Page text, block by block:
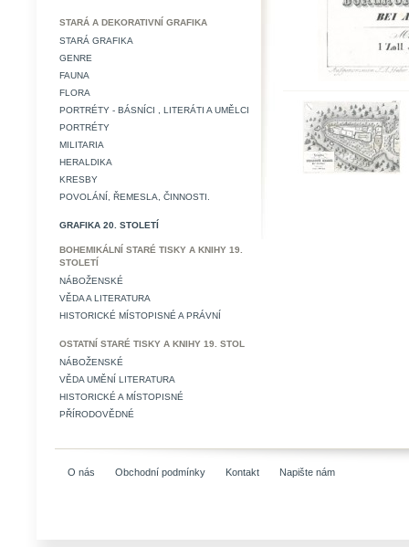
STARÁ A DEKORATIVNÍ GRAFIKA
STARÁ GRAFIKA
GENRE
FAUNA
FLORA
PORTRÉTY - BÁSNÍCI , LITERÁTI A UMĚLCI
PORTRÉTY
MILITARIA
HERALDIKA
KRESBY
POVOLÁNÍ, ŘEMESLA, ČINNOSTI.
GRAFIKA 20. STOLETÍ
BOHEMIKÁLNÍ STARÉ TISKY A KNIHY 19.
STOLETÍ
NÁBOŽENSKÉ
VĚDA A LITERATURA
HISTORICKÉ MÍSTOPISNÉ A PRÁVNÍ
OSTATNÍ STARÉ TISKY A KNIHY 19. STOL
NÁBOŽENSKÉ
VĚDA UMĚNÍ LITERATURA
HISTORICKÉ A MÍSTOPISNÉ
PŘÍRODOVĚDNÉ
O nás Obchodní podmínky Kontakt Napište nám